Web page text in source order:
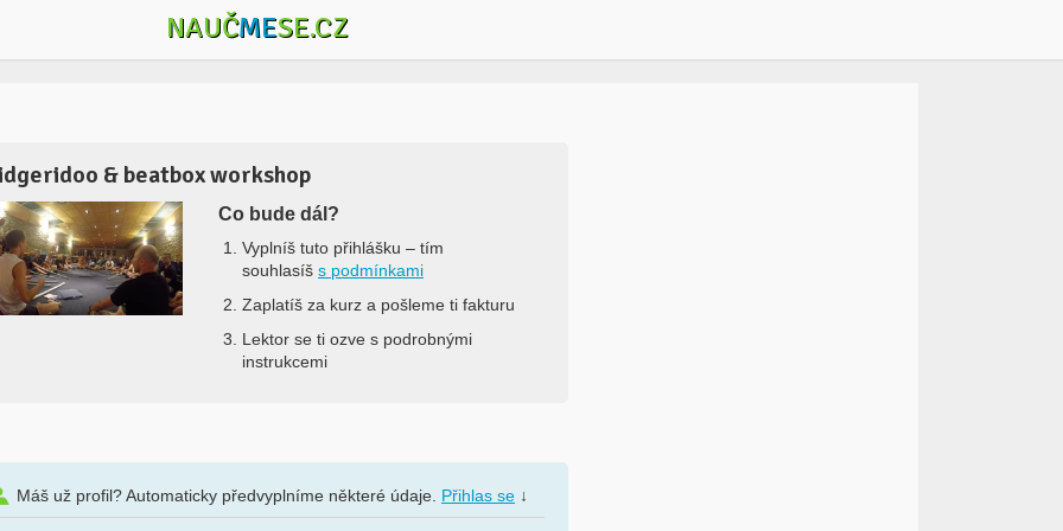
NAUČMESE.CZ
& beatbox workshop
Co bude dál?
Vyplníš tuto přihlášku – tím
souhlasíš s podmínkami
Zaplatíš za kurz a pošleme ti fakturu
Lektor se ti ozve s podrobnými
instrukcemi
Máš už profil? Automaticky předvyplníme některé údaje. Přihlas se ↓